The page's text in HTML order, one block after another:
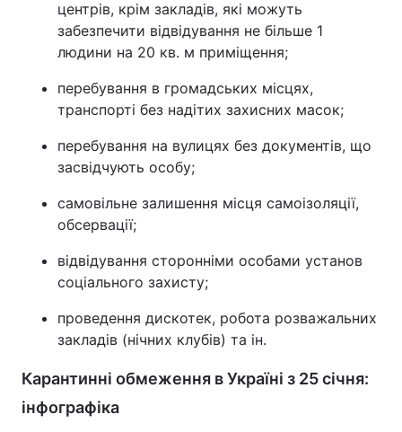
центрів, крім закладів, які можуть
забезпечити відвідування не більше 1
людини на 20 кв. м приміщення;
перебування в громадських місцях,
транспорті без надітих захисних масок;
перебування на вулицях без документів, що
засвідчують особу;
самовільне залишення місця самоізоляції,
обсервації;
відвідування сторонніми особами установ
соціального захисту;
проведення дискотек, робота розважальних
закладів (нічних клубів) та ін.
Карантинні обмеження в Україні з 25 січня:
інфографіка